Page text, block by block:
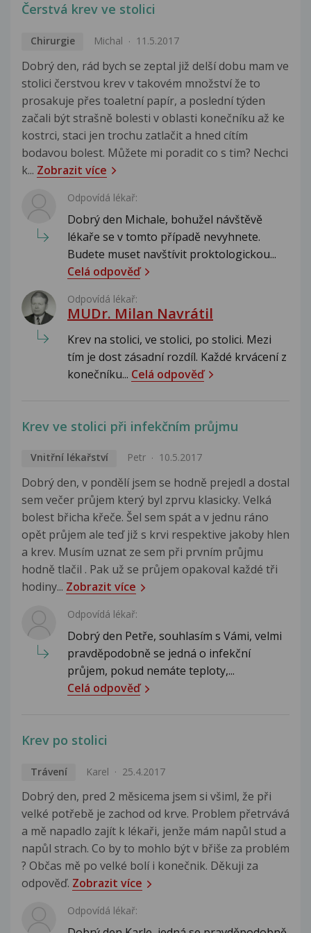
Čerstvá krev ve stolici
Chirurgie Michal 11.5.2017
Dobrý den, rád bych se zeptal již delší dobu mam ve
stolici čerstvou krev v takovém množství že to
prosakuje přes toaletní papír, a poslední týden
začali být strašně bolesti v oblasti konečníku až ke
kostrci, staci jen trochu zatlačit a hned cítím
bodavou bolest. Můžete mi poradit co s tim? Nechci
k... Zobrazit více
Odpovídá lékař:
Dobrý den Michale, bohužel návštěvě
lékaře se v tomto případě nevyhnete.
Budete muset navštívit proktologickou...
Celá odpověď
Odpovídá lékař:
MUDr. Milan Navrátil
Krev na stolici, ve stolici, po stolici. Mezi
tím je dost zásadní rozdíl. Každé krvácení z
konečníku... Celá odpověď
Krev ve stolici při infekčním průjmu
Vnitřní lékařství Petr 10.5.2017
Dobrý den, v pondělí jsem se hodně prejedl a dostal
sem večer průjem který byl zprvu klasicky. Velká
bolest břicha křeče. Šel sem spát a v jednu ráno
opět průjem ale teď již s krvi respektive jakoby hlen
a krev. Musím uznat ze sem při prvním průjmu
hodně tlačil . Pak už se průjem opakoval každé tři
hodiny... Zobrazit více
Odpovídá lékař:
Dobrý den Petře, souhlasím s Vámi, velmi
pravděpodobně se jedná o infekční
průjem, pokud nemáte teploty,...
Celá odpověď
Krev po stolici
Trávení Karel 25.4.2017
Dobrý den, pred 2 měsicema jsem si všiml, že při
velké potřebě je zachod od krve. Problem přetrvává
a mě napadlo zajít k lékaři, jenže mám napůl stud a
napůl strach. Co by to mohlo být v břiše za problém
? Občas mě po velké bolí i konečnik. Děkuji za
odpověď. Zobrazit více
Odpovídá lékař: